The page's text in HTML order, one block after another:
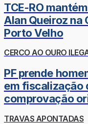
TCE-RO
Alan Queiroz na
Porto Velho
CERCO AO OURO
PF prende
em fiscalização
comprovação
TRAVAS APONTADAS